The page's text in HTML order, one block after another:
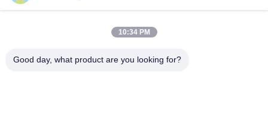
Bagaimana Kami Bisa Membantu Anda? *
10:34 PM
Good day, what product are you looking for?